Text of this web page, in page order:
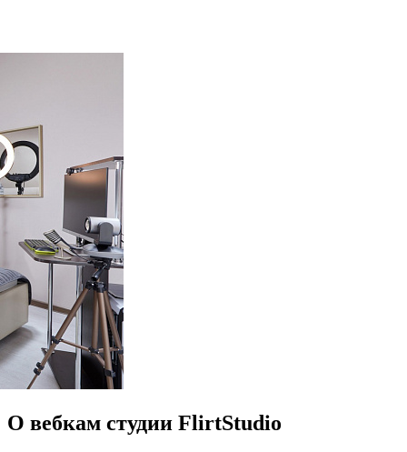
О вебкам студии FlirtStudio